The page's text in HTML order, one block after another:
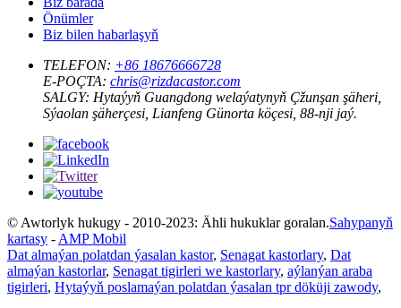
Önümler
Biz bilen habarlaşyň
TELEFON: +86 18676666728
E-POÇTA: chris@rizdacastor.com
SALGY: Hytaýyň Guangdong welaýatynyň Çžunşan şäheri,
Sýaolan şäherçesi, Lianfeng Günorta köçesi, 88-nji jaý.
© Awtorlyk hukugy - 2010-2023: Ähli hukuklar goralan.Sahypanyň
kartasy - AMP Mobil
Dat almaýan polatdan ýasalan kastor, Senagat kastorlary, Dat
almaýan kastorlar, Senagat tigirleri we kastorlary, aýlanýan araba
tigirleri, Hytaýyň poslamaýan polatdan ýasalan tpr döküji zawody,